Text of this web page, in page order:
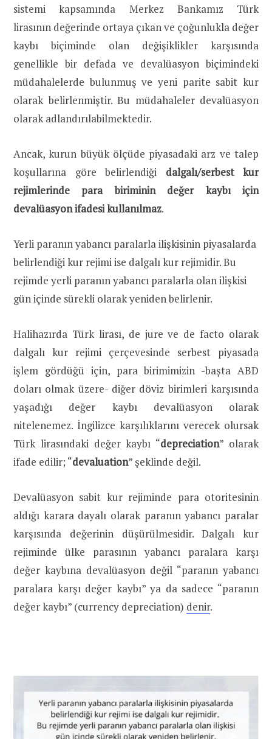
sistemi kapsamında Merkez Bankamız Türk
lirasının değerinde ortaya çıkan ve çoğunlukla değer
kaybı biçiminde olan değişiklikler karşısında
genellikle bir defada ve devalüasyon biçimindeki
müdahalelerde bulunmuş ve yeni parite sabit kur
olarak belirlenmiştir. Bu müdahaleler devalüasyon
olarak adlandırılabilmektedir.
Ancak, kurun büyük ölçüde piyasadaki arz ve talep
koşullarına göre belirlendiği dalgalı/serbest kur
rejimlerinde para biriminin değer kaybı için
devalüasyon ifadesi kullanılmaz.
Yerli paranın yabancı paralarla ilişkisinin piyasalarda
belirlendiği kur rejimi ise dalgalı kur rejimidir. Bu
rejimde yerli paranın yabancı paralarla olan ilişkisi
gün içinde sürekli olarak yeniden belirlenir.
Halihazırda Türk lirası, de jure ve de facto olarak
dalgalı kur rejimi çerçevesinde serbest piyasada
işlem gördüğü için, para birimimizin -başta ABD
doları olmak üzere- diğer döviz birimleri karşısında
yaşadığı değer kaybı devalüasyon olarak
nitelenemez. İngilizce karşılıklarını verecek olursak
Türk lirasındaki değer kaybı “depreciation” olarak
ifade edilir; “devaluation” şeklinde değil.
Devalüasyon sabit kur rejiminde para otoritesinin
aldığı karara dayalı olarak paranın yabancı paralar
karşısında değerinin düşürülmesidir. Dalgalı kur
rejiminde ülke parasının yabancı paralara karşı
değer kaybına devalüasyon değil “paranın yabancı
paralara karşı değer kaybı” ya da sadece “paranın
değer kaybı” (currency depreciation) denir.